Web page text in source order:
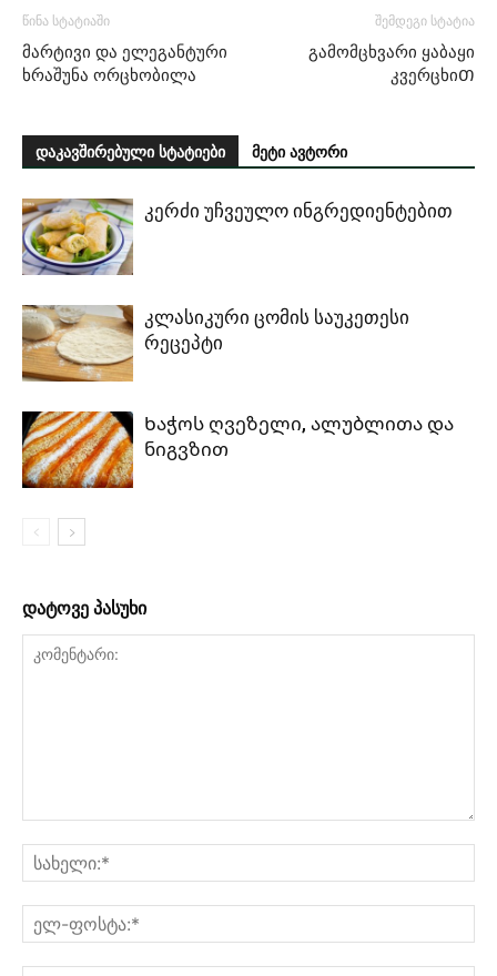
წინა სტატიაში
მარტივი და ელეგანტური
ხრაშუნა ორცხობილა
შემდეგი სტატია
გამომცხვარი ყაბაყი
კვერცხიᲗ
დაკავშირებული სტატიები მეტი ავტორი
კერძი უჩვეულო ინგრედიენტებით
კლასიკური ცომის საუკეთესი
რეცეპტი
Ხაჭოს ღვეზელი, ალუბლითა და
ნიგვზით
დატოვე პასუხი